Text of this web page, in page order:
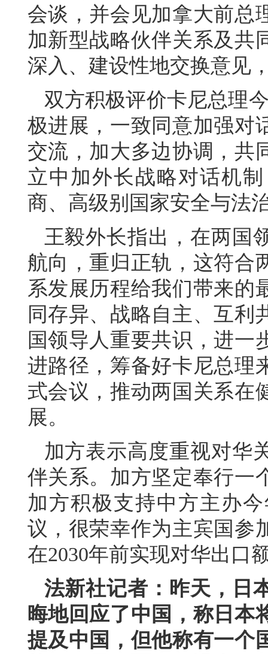
会谈，并会见加拿大前总
加新型战略伙伴关系及共
深入、建设性地交换意见
双方积极评价卡尼总理
极进展，一致同意加强对
交流，加大多边协调，共
立中加外长战略对话机
商、高级别国家安全与法
王毅外长指出，在两国
航向，重归正轨，这符合
系发展历程给我们带来的
同存异、战略自主、互利
国领导人重要共识，进一
进路径，筹备好卡尼总理
式会议，推动两国关系在
展。
加方表示高度重视对华
伴关系。加方坚定奉行一
加方积极支持中方主办
议，很荣幸作为主宾国参
在2030年前实现对华出口
法新社记者：昨天，日
晦地回应了中国，称日本
提及中国，但他称有一个